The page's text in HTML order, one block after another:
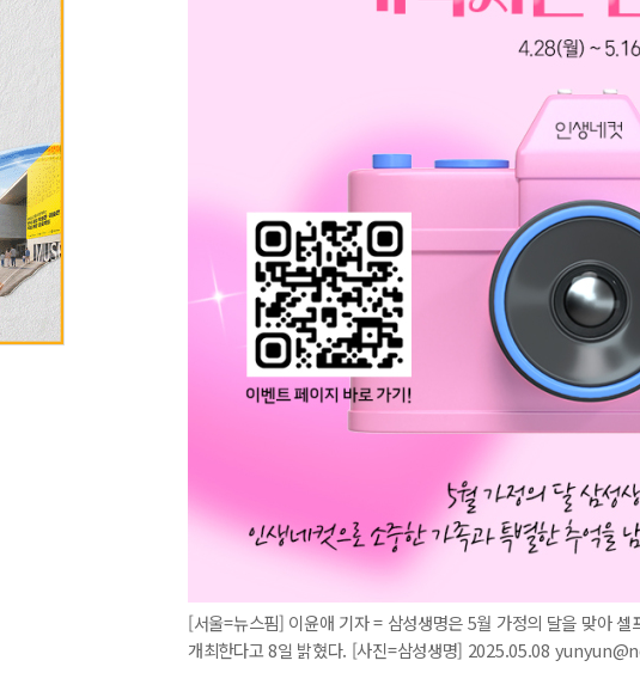
[서울=뉴스핌] 이윤애 기자 = 삼성생명은 5월 가정의 달을 맞아
개최한다고 8일 밝혔다. [사진=삼성생명] 2025.05.08